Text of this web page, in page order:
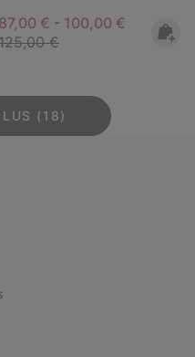
Minimum sale price:
87,00 € - Maximum sale
100,00 € Regular
€
(18)